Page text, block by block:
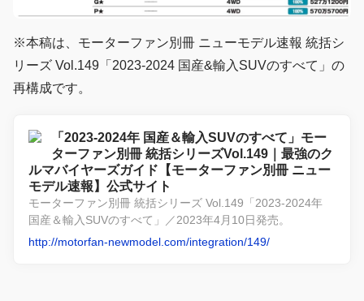
※本稿は、モーターファン別冊 ニューモデル速報 統括シ
リーズ Vol.149「2023-2024 国産&輸入SUVのすべて」の
再構成です。
「2023-2024年 国産＆輸入SUVのすべて」モー
ターファン別冊 統括シリーズVol.149｜最強のク
ルマバイヤーズガイド【モーターファン別冊 ニュー
モデル速報】公式サイト
モーターファン別冊 統括シリーズ Vol.149「2023-2024年
国産＆輸入SUVのすべて」／2023年4月10日発売。
http://motorfan-newmodel.com/integration/149/